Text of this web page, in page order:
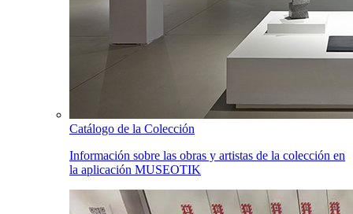
Catálogo de la Colección
Información sobre las obras y artistas de la colección en
la aplicación MUSEOTIK